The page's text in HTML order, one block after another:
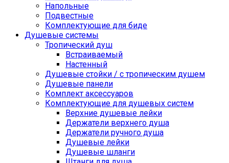
Напольные
Подвестные
Комплектующие для биде
Душевые системы
Тропический душ
Встраиваемый
Настенный
Душевые стойки / с тропическим душем
Душевые панели
Комплект аксессуаров
Комплектующие для душевых систем
Верхние душевые лейки
Держатели верхнего душа
Держатели ручного душа
Душевые лейки
Душевые шланги